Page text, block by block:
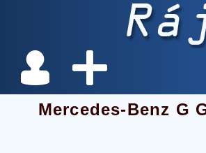
Mercedes-Benz G